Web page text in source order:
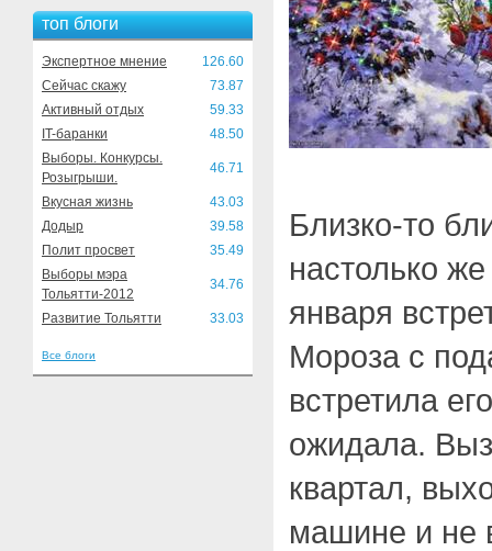
топ блоги
Экспертное мнение
126.60
Сейчас скажу
73.87
Активный отдых
59.33
IT-баранки
48.50
Выборы. Конкурсы.
Розыгрыши.
46.71
Вкусная жизнь
43.03
Додыр
39.58
Полит просвет
35.49
Выборы мэра
Тольятти-2012
34.76
Развитие Тольятти 33.03
Все блоги
Близко-то
настолько
января
Мороза с
встретила
ожидала.
квартал,
машине и не